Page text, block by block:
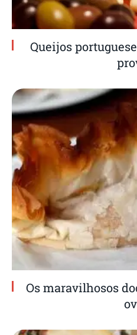
Queijos
Os maravilhosos